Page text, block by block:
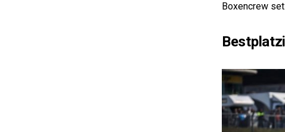
Boxencrew